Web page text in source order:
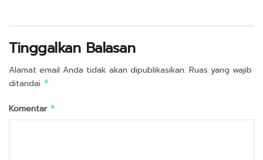
Tinggalkan Balasan
Alamat email Anda tidak akan dipublikasikan. Ruas yang wajib
ditandai *
Komentar *